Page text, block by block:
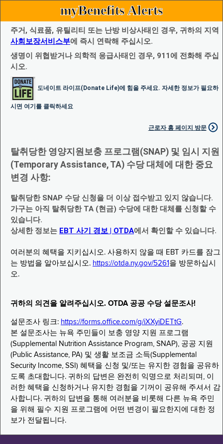
myBenefits Alerts
주거, 식료품, 유틸리티 또는 난방 비상사태인 경우, 귀하의 지역
사회보장서비스부에 즉시 연락해 주십시오.
생명이 위협받거나 의학적 응급사태인 경우, 911에 전화해 주십
시오.
도네이트 라이프(Donate Life)에 힘을 주세요. 자세한 정보가 필요하
시면 여기를 클릭하세요
근로자 홈 페이지 방문
탈취당한 영양지원보충 프로그램(SNAP) 및 임시 지원
(Temporary Assistance, TA) 수당 대체에 대한 중요
변경 사항:
탈취당한 SNAP 수당 신청을 더 이상 접수받고 있지 않습니다.
가구는 아직 탈취당한 TA (현금) 수당에 대한 대체를 신청할 수
있습니다.
상세한 정보는 EBT 사기 경보 | OTDA에서 확인할 수 있습니다.
여러분의 혜택을 지키십시오. 사용하지 않을 때 EBT 카드를 잠그
는 방법을 알아보십시오. https://otda.ny.gov/5261 을 방문하십시
오.
귀하의 의견을 알려주십시오. OTDA 공공 수당 설문조사!
설문조사 링크: https://forms.office.com/g/iXXyiDETtG.
본 설문조사는 뉴욕 주민들이 보충 영양 지원 프로그램
(Supplemental Nutrition Assistance Program, SNAP), 공공 지원
(Public Assistance, PA) 및 생활 보조금 소득(Supplemental
Security Income, SSI) 혜택을 신청 및/또는 유지한 경험을 공유하
도록 초대합니다. 귀하의 답변은 완전히 익명으로 처리되며, 이
러한 혜택을 신청하거나 유지한 경험을 기꺼이 공유해 주셔서 감
사합니다. 귀하의 답변을 통해 여러분을 비롯해 다른 뉴욕 주민
을 위해 필수 지원 프로그램에 어떤 변경이 필요한지에 대한 정
보가 전달됩니다.